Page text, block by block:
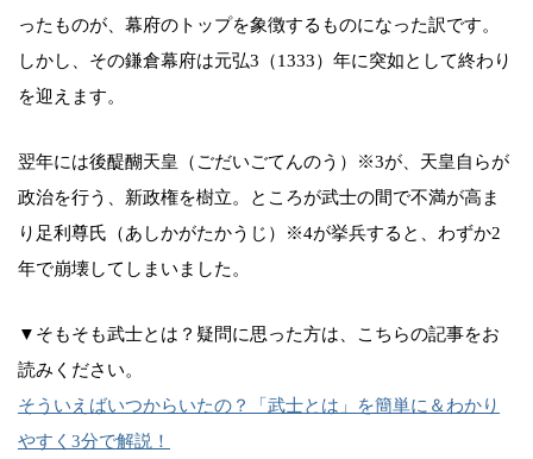
ったものが、幕府のトップを象徴するものになった訳です。
しかし、その鎌倉幕府は元弘3（1333）年に突如として終わり
を迎えます。
翌年には後醍醐天皇（ごだいごてんのう）※3が、天皇自らが
政治を行う、新政権を樹立。ところが武士の間で不満が高ま
り足利尊氏（あしかがたかうじ）※4が挙兵すると、わずか2
年で崩壊してしまいました。
▼そもそも武士とは？疑問に思った方は、こちらの記事をお
読みください。
そういえばいつからいたの？「武士とは」を簡単に＆わかり
やすく3分で解説！